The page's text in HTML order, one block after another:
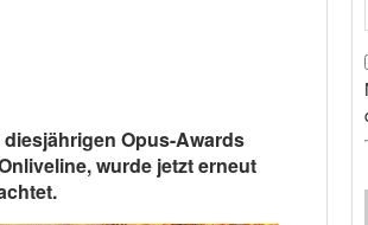
Opus-Awards
wurde jetzt erneut